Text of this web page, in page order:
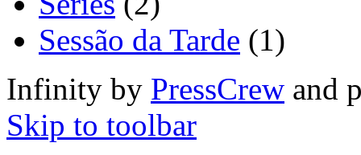
Sessão da Tarde (1)
Infinity by PressCrew and
Skip to toolbar